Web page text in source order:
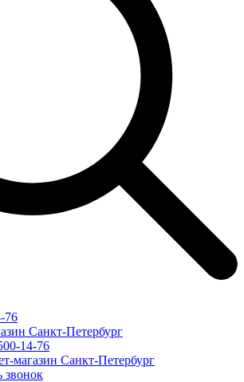
76
Санкт-Петербург
14-76
магазин Санкт-Петербург
звонок